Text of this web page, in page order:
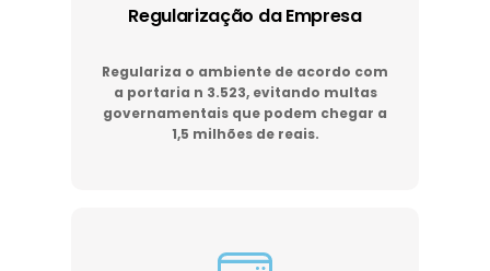
Regularização da Empresa
Regulariza o ambiente de acordo com
a portaria n 3.523, evitando multas
governamentais que podem chegar a
1,5 milhões de reais.